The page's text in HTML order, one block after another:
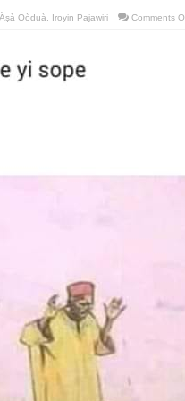
Àṣà Oòduà Iroyin Pajawiri Comments